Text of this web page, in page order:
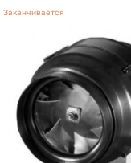
Заканчивается